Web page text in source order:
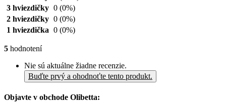
3 hviezdičky 0 (0%)
2 hviezdičky 0 (0%)
1 hviezdička 0 (0%)
5 hodnotení
Nie sú aktuálne žiadne recenzie.
Buďte prvý a ohodnoťte tento produkt.
Objavte v obchode Olibetta: